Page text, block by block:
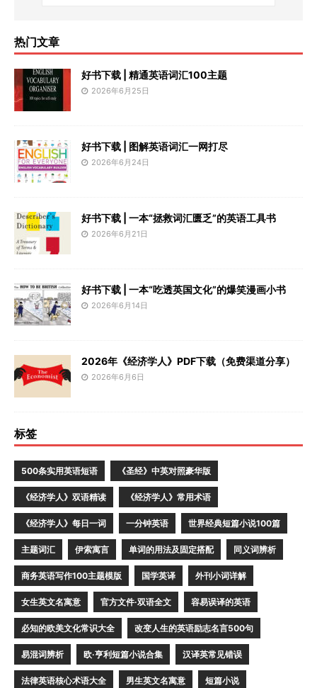
热门文章
好书下载 | 精通英语词汇100主题
2026年6月25日
好书下载 | 图解英语词汇一网打尽
2026年6月24日
好书下载 | 一本“拯救词汇匮乏”的英语工具书
2026年6月21日
好书下载 | 一本“吃透英国文化”的爆笑漫画小书
2026年6月14日
2026年《经济学人》PDF下载（免费渠道分享）
2026年6月6日
标签
500条实用英语短语 《圣经》中英对照豪华版
《经济学人》双语精读 《经济学人》常用术语
《经济学人》每日一词 一分钟英语 世界经典短篇小说100篇
主题词汇 伊索寓言 单词的用法及固定搭配 同义词辨析
商务英语写作100主题模版 国学英译 外刊小词详解
女生英文名寓意 官方文件·双语全文 容易误译的英语
必知的欧美文化常识大全 改变人生的英语励志名言500句
易混词辨析 欧·亨利短篇小说合集 汉译英常见错误
法律英语核心术语大全 男生英文名寓意 短篇小说